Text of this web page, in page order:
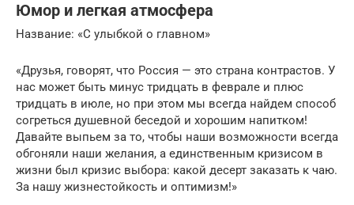
Юмор и легкая атмосфера
Название: «С улыбкой о главном»
«Друзья, говорят, что Россия — это страна контрастов. У
нас может быть минус тридцать в феврале и плюс
тридцать в июле, но при этом мы всегда найдем способ
согреться душевной беседой и хорошим напитком!
Давайте выпьем за то, чтобы наши возможности всегда
обгоняли наши желания, а единственным кризисом в
жизни был кризис выбора: какой десерт заказать к чаю.
За нашу жизнестойкость и оптимизм!»